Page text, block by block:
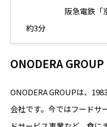
阪急電鉄「京都
約3分
ONODERA GROUP
ONODERA GROUPは、
会社です。今ではフードサ